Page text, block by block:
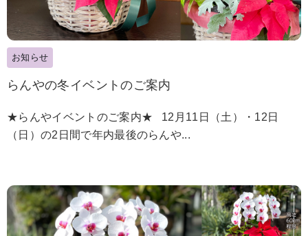
お知らせ
らんやの冬イベントのご案内
★らんやイベントのご案内★ 12月11日（土）・12日
（日）の2日間で年内最後のらんや...